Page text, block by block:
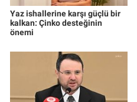
Yaz ishallerine karşı güçlü bir
kalkan: Çinko desteğinin
önemi